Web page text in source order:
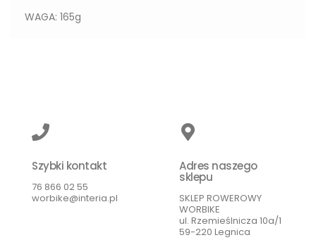
WAGA: 165g
Szybki kontakt
76 866 02 55
worbike@interia.pl
Adres naszego
sklepu
SKLEP ROWEROWY
WORBIKE
ul. Rzemieślnicza 10a/1
59-220 Legnica